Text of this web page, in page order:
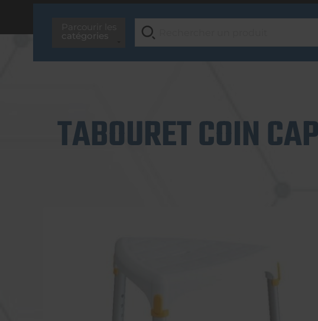
TABOURET COIN